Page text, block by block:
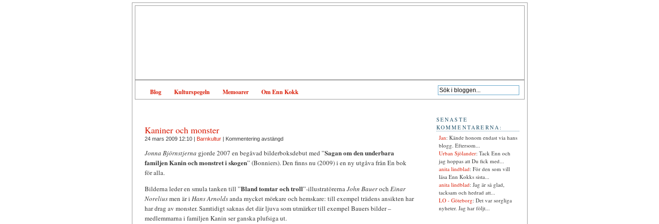
Blog Kulturspegeln Memoarer Om Enn Kokk
Kaniner och monster
24 mars 2009 12:10 | Barnkultur| Kommentering avstängd
Jonna Björnstjerna gjorde 2007 en begåvad bilderboksdebut med ”Sagan om den underbara
familjen Kanin och monstret i skogen” (Bonniers). Den finns nu (2009) i en ny utgåva från En bok
för alla.
Bilderna leder en smula tanken till ”Bland tomtar och troll”-illustratörernaJohn Baueroch Einar
Noreliusmen är i Hans Arnoldsanda mycket mörkare och hemskare: till exempel trädens ansikten har
har drag av monster. Samtidigt saknas det där ljuva som utmärker till exempel Bauers bilder –
medlemmarna i familjen Kanin ser ganska plufsiga ut.
SENASTE
KOMMENTARERNA:
Jan: Kände honom endast via hans
blogg. Eftersom...
Urban Sjölander: Tack Enn och
jag hoppas att Du fick med...
anita lindblad: För den som vill
läsa Enn Kokks sista...
anita lindblad: Jag är så glad,
tacksam och hedrad att...
LO - Göteborg: Det var sorgliga
nyheter. Jag har följt...